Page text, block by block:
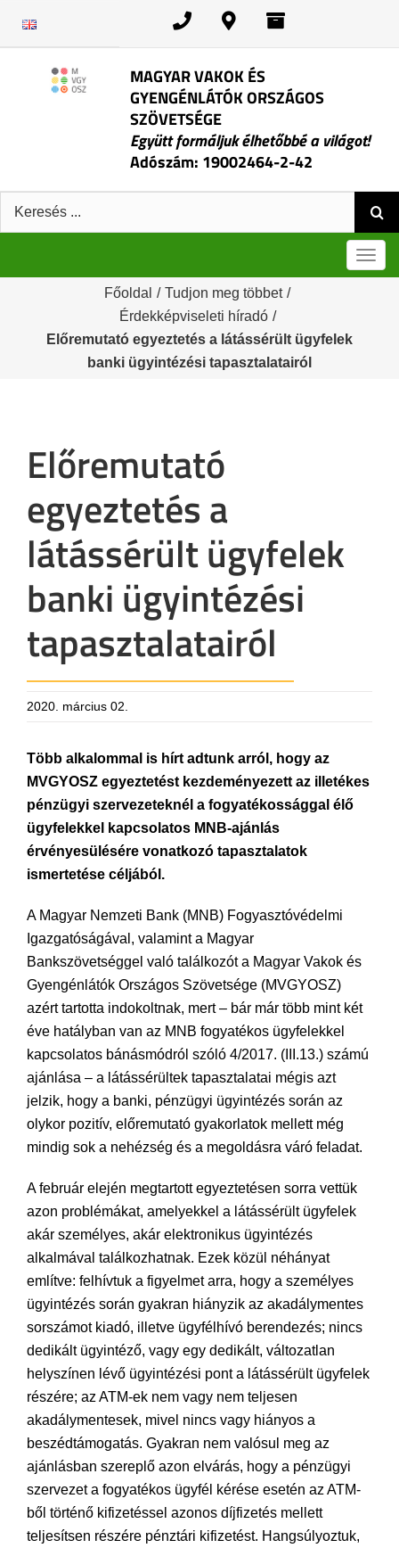
MAGYAR VAKOK ÉS
GYENGÉNLÁTÓK ORSZÁGOS
SZÖVETSÉGE
Együtt formáljuk élhetőbbé a világot!
Adószám: 19002464-2-42
Keresés:
Főoldal / Tudjon meg többet /
Érdekképviseleti híradó /
Előremutató egyeztetés a látássérült ügyfelek
banki ügyintézési tapasztalatairól
Előremutató
egyeztetés a
látássérült ügyfelek
banki ügyintézési
tapasztalatairól
2020. március 02.
Több alkalommal is hírt adtunk arról, hogy az
MVGYOSZ egyeztetést kezdeményezett az illetékes
pénzügyi szervezeteknél a fogyatékossággal élő
ügyfelekkel kapcsolatos MNB-ajánlás
érvényesülésére vonatkozó tapasztalatok
ismertetése céljából.
A Magyar Nemzeti Bank (MNB) Fogyasztóvédelmi
Igazgatóságával, valamint a Magyar
Bankszövetséggel való találkozót a Magyar Vakok és
Gyengénlátók Országos Szövetsége (MVGYOSZ)
azért tartotta indokoltnak, mert – bár már több mint két
éve hatályban van az MNB fogyatékos ügyfelekkel
kapcsolatos bánásmódról szóló 4/2017. (III.13.) számú
ajánlása – a látássérültek tapasztalatai mégis azt
jelzik, hogy a banki, pénzügyi ügyintézés során az
olykor pozitív, előremutató gyakorlatok mellett még
mindig sok a nehézség és a megoldásra váró feladat.
A február elején megtartott egyeztetésen sorra vettük
azon problémákat, amelyekkel a látássérült ügyfelek
akár személyes, akár elektronikus ügyintézés
alkalmával találkozhatnak. Ezek közül néhányat
említve: felhívtuk a figyelmet arra, hogy a személyes
ügyintézés során gyakran hiányzik az akadálymentes
sorszámot kiadó, illetve ügyfélhívó berendezés; nincs
dedikált ügyintéző, vagy egy dedikált, változatlan
helyszínen lévő ügyintézési pont a látássérült ügyfelek
részére; az ATM-ek nem vagy nem teljesen
akadálymentesek, mivel nincs vagy hiányos a
beszédtámogatás. Gyakran nem valósul meg az
ajánlásban szereplő azon elvárás, hogy a pénzügyi
szervezet a fogyatékos ügyfél kérése esetén az ATM-
ből történő kifizetéssel azonos díjfizetés mellett
teljesítsen részére pénztári kifizetést. Hangsúlyoztuk,